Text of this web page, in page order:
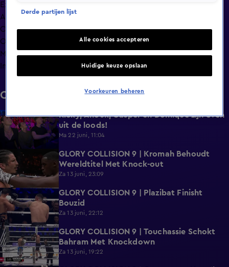
Exclusief
Afleveringen
Clips
Op naar GLORY Collision 9
Meer zoals dit
Info
Clips
5:07
Ricky, Anouk, Casper en Domique zijn even
uit de loods!
Ma 22 juni, 11:04
2:37
GLORY COLLISION 9 | Kromah Behoudt
Wereldtitel Met Knock-out
Za 13 juni, 23:09
2:05
GLORY COLLISION 9 | Plazibat Finisht
Bouzid
Za 13 juni, 22:12
0:24
GLORY COLLISION 9 | Touchassie Schokt
Bahram Met Knockdown
Za 13 juni, 19:22
Derde partijen lijst
Alle cookies accepteren
Huidige keuze opslaan
Voorkeuren beheren